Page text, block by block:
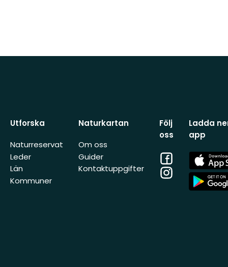
Utforska
Naturreservat
Leder
Län
Kommuner
Naturkartan
Om oss
Guider
Kontaktuppgifter
Följ
oss
Facebook
Instagram
Ladda
app
App
Store
App
Store